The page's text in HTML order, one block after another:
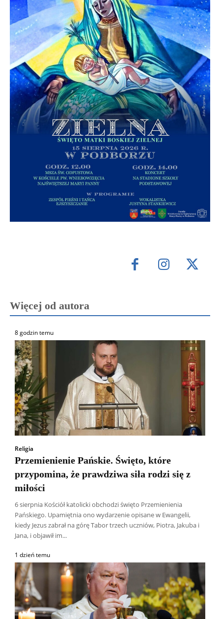
Więcej od autora
8 godzin temu
Religia
Przemienienie Pańskie. Święto, które
przypomina, że prawdziwa siła rodzi się z
miłości
6 sierpnia Kościół katolicki obchodzi święto Przemienienia
Pańskiego. Upamiętnia ono wydarzenie opisane w Ewangelii,
kiedy Jezus zabrał na górę Tabor trzech uczniów, Piotra, Jakuba i
Jana, i objawił im...
1 dzień temu